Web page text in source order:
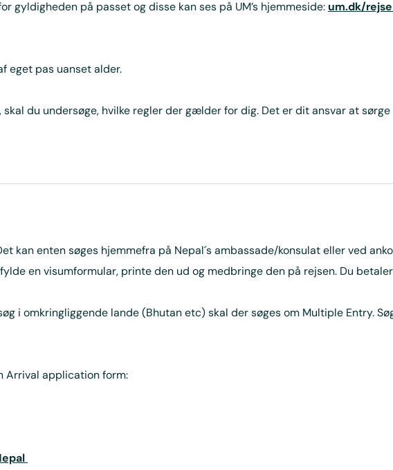
gyldigheden på passet og disse kan ses på UM’s hjemmeside: um.dk/
eget pas uanset alder.
skal du undersøge, hvilke regler der gælder for dig. Det er dit ansvar at
kan enten søges hjemmefra på Nepal´s ambassade/konsulat eller ved
en visumformular, printe den ud og medbringe den på rejsen. Du
i omkringliggende lande (Bhutan etc) skal der søges om Multiple Entry.
Arrival application form: